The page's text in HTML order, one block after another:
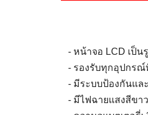
- หน้าจอ LCD เป็
- รองรับทุกอุปกรณ์
- มีระบบป้องกันแล
- มีไฟฉายแสงสีขาว